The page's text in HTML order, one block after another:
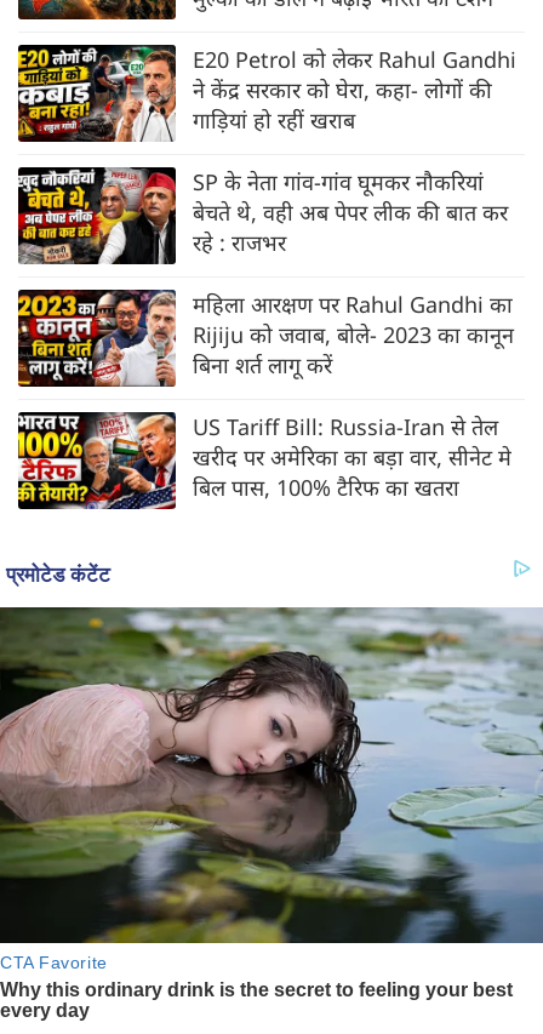
E20 Petrol को लेकर Rahul Gandhi
ने केंद्र सरकार को घेरा, कहा- लोगों की
गाड़ियां हो रहीं खराब
SP के नेता गांव-गांव घूमकर नौकरियां
बेचते थे, वही अब पेपर लीक की बात कर
रहे : राजभर
महिला आरक्षण पर Rahul Gandhi का
Rijiju को जवाब, बोले- 2023 का कानून
बिना शर्त लागू करें
US Tariff Bill: Russia-Iran से तेल
खरीद पर अमेरिका का बड़ा वार, सीनेट मे
बिल पास, 100% टैरिफ का खतरा